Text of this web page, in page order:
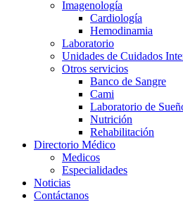
Imagenología
Cardiología
Hemodinamia
Laboratorio
Unidades de Cuidados
Otros servicios
Banco de Sangre
Cami
Laboratorio de
Nutrición
Rehabilitación
Directorio Médico
Medicos
Especialidades
Noticias
Contáctanos